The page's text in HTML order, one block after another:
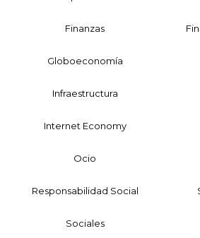
Finanzas
Globoeconomía
Infraestructura
Internet Economy
Ocio
Responsabilidad Social
Sociales